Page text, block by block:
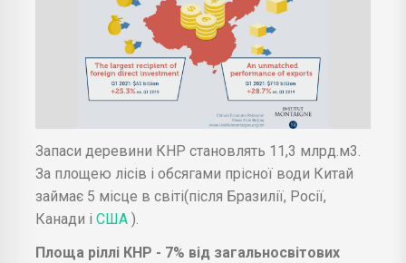
Запаси деревини КНР становлять 11,3 млрд.м3.
За площею лісів і обсягами прісної води Китай
займає 5 місце в світі(після Бразилії, Росії,
Канади і США ).
Площа ріллі КНР - 7% від загальносвітових